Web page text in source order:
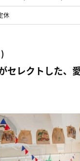
休
セレクトした、